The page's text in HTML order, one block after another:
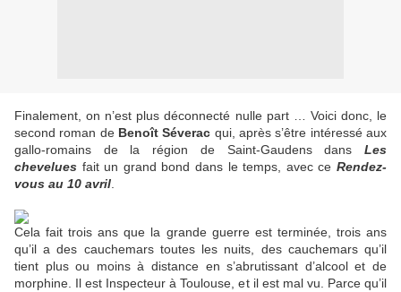
Finalement, on n’est plus déconnecté nulle part … Voici donc, le
second roman de Benoît Séverac qui, après s’être intéressé aux
gallo-romains de la région de Saint-Gaudens dans Les
chevelues fait un grand bond dans le temps, avec ce Rendez-
vous au 10 avril
Cela fait trois ans que la grande guerre est terminée, trois ans
qu’il a des cauchemars toutes les nuits, des cauchemars qu’il
tient plus ou moins à distance en s’abrutissant d’alcool et de
morphine. Il est Inspecteur à Toulouse, et il est mal vu. Parce qu’il